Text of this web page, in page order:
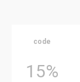
code
15%